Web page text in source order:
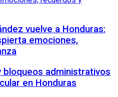
vuelve a Honduras:
emociones,
bloqueos administrativos
en Honduras